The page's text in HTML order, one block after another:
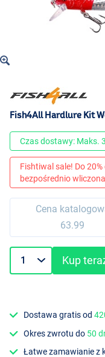
Fish4All Hardlure Kit
Czas dostawy: Maks.
Fishtiwal sale! Do
bezpośrednio
Cena
63.99
Kup
Dostawa gratis od
Okres zwrotu do 50
Łatwe zamawianie z